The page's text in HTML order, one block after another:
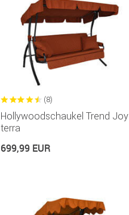
(8)
Hollywoodschaukel Trend Joy
terra
699,99 EUR